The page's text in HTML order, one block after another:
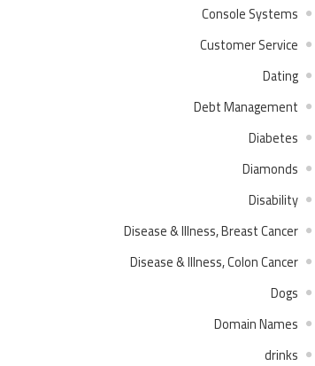
Console Systems
Customer Service
Dating
Debt Management
Diabetes
Diamonds
Disability
Disease & Illness, Breast Cancer
Disease & Illness, Colon Cancer
Dogs
Domain Names
drinks